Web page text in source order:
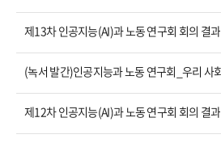
제13차 인공지능(AI)과 노동 연구회 회의 결과
제12차 인공지능(AI)과 노동 연구회 회의 결과